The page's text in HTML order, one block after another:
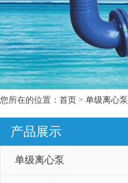
您所在的位置： 首页 > 单级离心泵
产品展示
单级离心泵